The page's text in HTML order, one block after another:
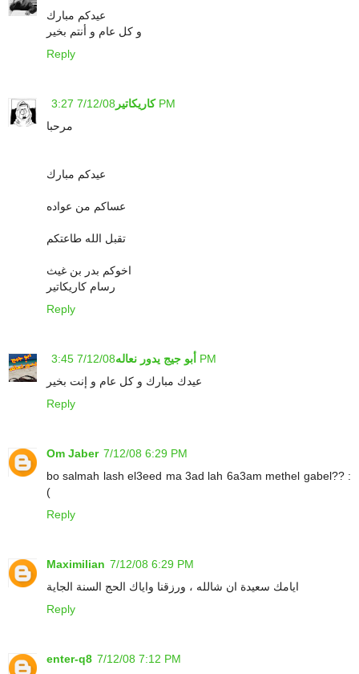
عيدكم مبارك
و كل عام و أنتم بخير
Reply
كاريكاتير7/12/08 3:27 PM
مرحبا
عيدكم مبارك
عساكم من عواده
تقبل الله طاعتكم
اخوكم بدر بن غيث
رسام كاريكاتير
Reply
أبو جيج يدور نعاله 7/12/08 3:45 PM
عيدك مبارك و كل عام و إنت بخير
Reply
Om Jaber 7/12/08 6:29 PM
bo salmah lash el3eed ma 3ad lah 6a3am methel gabel?? :
(
Reply
Maximilian 7/12/08 6:29 PM
ايامك سعيدة ان شالله ، ورزقنا واياك الحج السنة الجاية
Reply
enter-q8 7/12/08 7:12 PM